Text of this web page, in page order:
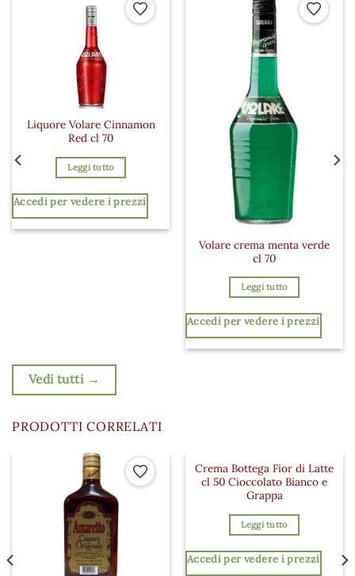
Aggiungi ai preferiti
Liquore Volare Cinnamon
Red cl 70
Leggi tutto
Accedi per vedere i prezzi
Volare crema menta verde
cl 70
Leggi tutto
Accedi per vedere i prezzi
Vedi tutti →
PRODOTTI CORRELATI
Aggiungi ai preferiti
Crema Bottega Fior di Latte
cl 50 Cioccolato Bianco e
Grappa
Leggi tutto
Accedi per vedere i prezzi